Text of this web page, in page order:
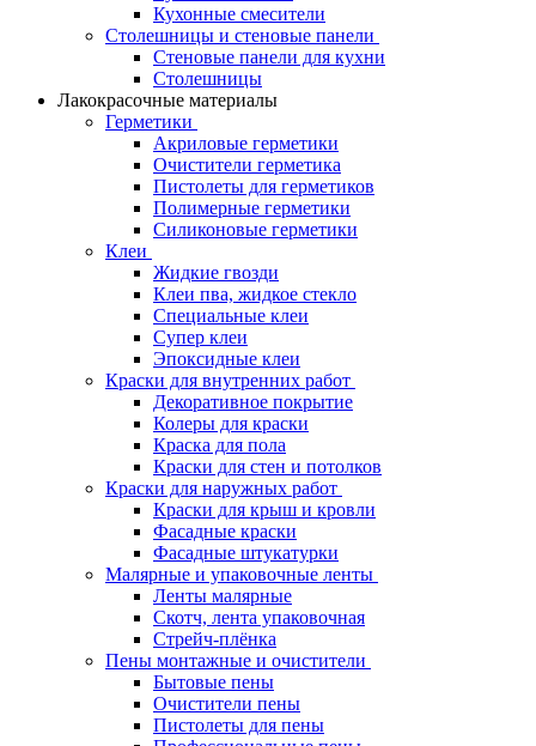
Кухонные смесители
Столешницы и стеновые панели
Стеновые панели для кухни
Столешницы
Лакокрасочные материалы
Герметики
Акриловые герметики
Очистители герметика
Пистолеты для герметиков
Полимерные герметики
Силиконовые герметики
Клеи
Жидкие гвозди
Клеи пва, жидкое стекло
Специальные клеи
Супер клеи
Эпоксидные клеи
Краски для внутренних работ
Декоративное покрытие
Колеры для краски
Краска для пола
Краски для стен и потолков
Краски для наружных работ
Краски для крыш и кровли
Фасадные краски
Фасадные штукатурки
Малярные и упаковочные ленты
Ленты малярные
Скотч, лента упаковочная
Стрейч-плёнка
Пены монтажные и очистители
Бытовые пены
Очистители пены
Пистолеты для пены